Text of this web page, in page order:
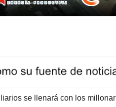
se llenará con los